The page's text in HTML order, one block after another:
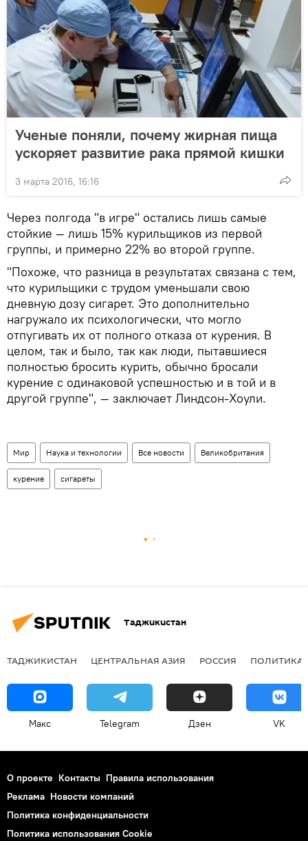
Ученые поняли, почему жирная пища
ускоряет развитие рака прямой кишки
3 марта 2016, 16:16
Через полгода "в игре" остались лишь самые
стойкие — лишь 15% курильщиков из первой
группы, и примерно 22% во второй группе.
"Похоже, что разница в результатах связана с тем,
что курильщики с трудом уменьшали свою
дневную дозу сигарет. Это дополнительно
нагружало их психологически, что могло
отпугивать их от полного отказа от курения. В
целом, так и было, так как люди, пытавшиеся
полностью бросить курить, обычно бросали
курение с одинаковой успешностью и в той и в
другой группе", — заключает Линдсон-Хоули.
Мир Наука и технологии Все новости Великобритания
курение сигареты
Таджикистан
ТАДЖИКИСТАН ЦЕНТРАЛЬНАЯ АЗИЯ РОССИЯ ПОЛИТИКА
Макс Telegram Дзен VK
О проекте Контакты Правила использования
Реклама Новости компаний
Политика конфиденциальности
Политика использования Cookie